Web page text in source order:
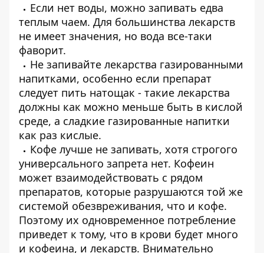
Если нет воды, можно запивать едва
теплым чаем. Для большинства лекарств
не имеет значения, но вода все-таки
фаворит.
Не запивайте лекарства газированными
напитками, особенно если препарат
следует пить натощак - такие лекарства
должны как можно меньше быть в кислой
среде, а сладкие газированные напитки
как раз кислые.
Кофе лучше не запивать, хотя строгого
универсального запрета нет. Кофеин
может взаимодействовать с рядом
препаратов, которые разрушаются той же
системой обезвреживания, что и кофе.
Поэтому их одновременное потребление
приведет к тому, что в крови будет много
и кофеина, и лекарств. Внимательно